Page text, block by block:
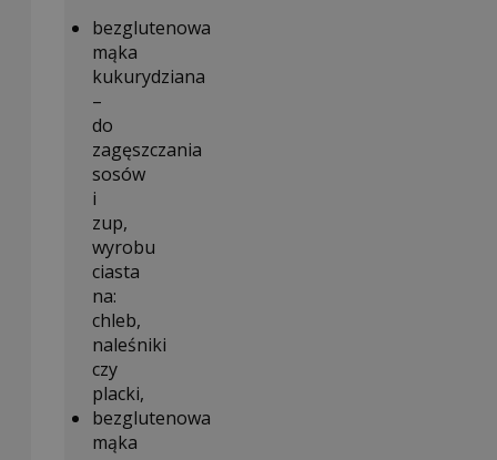
bezglutenowa
mąka
kukurydziana
–
do
zagęszczania
sosów
i
zup,
wyrobu
ciasta
na:
chleb,
naleśniki
czy
placki,
bezglutenowa
mąka